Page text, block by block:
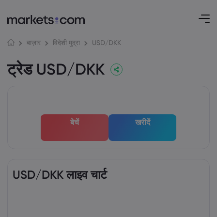
बाज़ार विदेशी मुद्रा USD/DKK
ट्रेड USD/DKK
बेचें खरीदें
USD/DKK लाइव चार्ट